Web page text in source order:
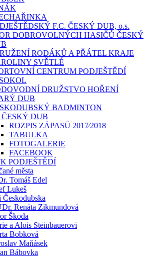
F.C. ČESKÝ DUB, o.s.
DOBROVOLNÝCH HASIČŮ ČESKÝ
RODÁKŮ A PŘÁTEL KRAJE
SVĚTLÉ
CENTRUM PODJEŠTĚDÍ
DRUŽSTVO HOŘENÍ
DUB
BADMINTON
DUB
ROZPIS ZÁPASŮ 2017⁄2018
TABULKA
FOTOGALERIE
FACEBOOK
PODJEŠTĚDÍ
města
Tomáš Edel
Lukeš
Českodubska
Renáta Zikmundová
Škoda
a Alois Steinbauerovi
Bobková
Maňásek
Bábovka